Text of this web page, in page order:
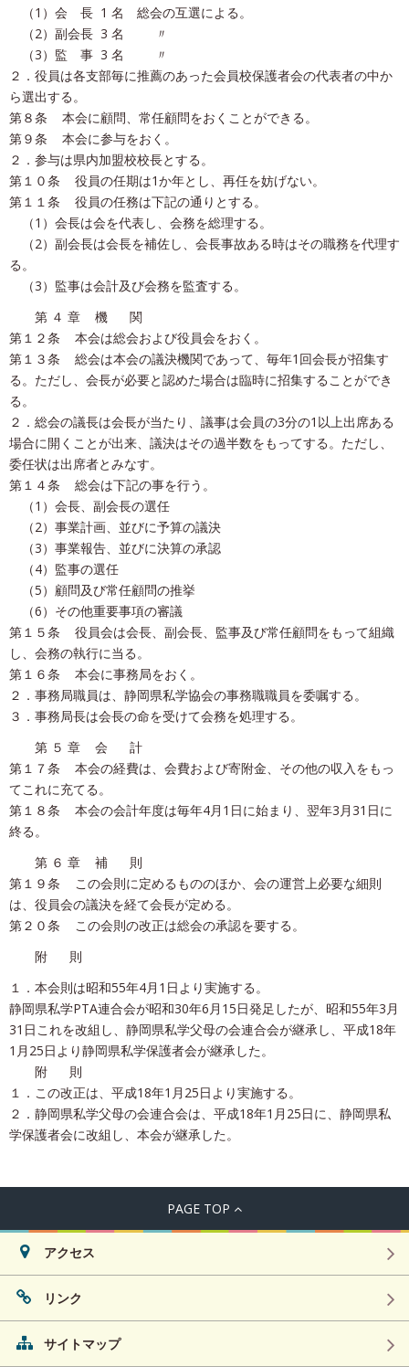
（1）会 長 1 名 総会の互選による。
（2）副会長 3 名 〃
（3）監 事 3 名 〃
２．役員は各支部毎に推薦のあった会員校保護者会の代表者の中か
ら選出する。
第８条 本会に顧問、常任顧問をおくことができる。
第９条 本会に参与をおく。
２．参与は県内加盟校校長とする。
第１０条 役員の任期は1か年とし、再任を妨げない。
第１１条 役員の任務は下記の通りとする。
（1）会長は会を代表し、会務を総理する。
（2）副会長は会長を補佐し、会長事故ある時はその職務を代理す
る。
（3）監事は会計及び会務を監査する。
第 ４ 章 機 関
第１２条 本会は総会および役員会をおく。
第１３条 総会は本会の議決機関であって、毎年1回会長が招集す
る。ただし、会長が必要と認めた場合は臨時に招集することができ
る。
２．総会の議長は会長が当たり、議事は会員の3分の1以上出席ある
場合に開くことが出来、議決はその過半数をもってする。ただし、
委任状は出席者とみなす。
第１４条 総会は下記の事を行う。
（1）会長、副会長の選任
（2）事業計画、並びに予算の議決
（3）事業報告、並びに決算の承認
（4）監事の選任
（5）顧問及び常任顧問の推挙
（6）その他重要事項の審議
第１５条 役員会は会長、副会長、監事及び常任顧問をもって組織
し、会務の執行に当る。
第１６条 本会に事務局をおく。
２．事務局職員は、静岡県私学協会の事務職職員を委嘱する。
３．事務局長は会長の命を受けて会務を処理する。
第 ５ 章 会 計
第１７条 本会の経費は、会費および寄附金、その他の収入をもっ
てこれに充てる。
第１８条 本会の会計年度は毎年4月1日に始まり、翌年3月31日に
終る。
第 ６ 章 補 則
第１９条 この会則に定めるもののほか、会の運営上必要な細則
は、役員会の議決を経て会長が定める。
第２０条 この会則の改正は総会の承認を要する。
附 則
１．本会則は昭和55年4月1日より実施する。
静岡県私学PTA連合会が昭和30年6月15日発足したが、昭和55年3月
31日これを改組し、静岡県私学父母の会連合会が継承し、平成18年
1月25日より静岡県私学保護者会が継承した。
附 則
１．この改正は、平成18年1月25日より実施する。
２．静岡県私学父母の会連合会は、平成18年1月25日に、静岡県私
学保護者会に改組し、本会が継承した。
PAGE TOP
アクセス
リンク
サイトマップ